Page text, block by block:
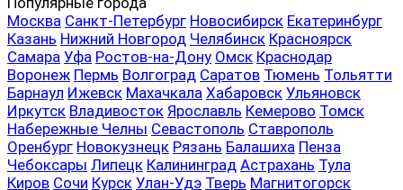
Москва Санкт-Петербург Новосибирск Екатеринбург
Казань Нижний Новгород Челябинск Красноярск
Самара Уфа Ростов-на-Дону Омск Краснодар
Воронеж Пермь Волгоград Саратов Тюмень Тольятти
Барнаул Ижевск Махачкала Хабаровск Ульяновск
Иркутск Владивосток Ярославль Кемерово Томск
Набережные Челны Севастополь Ставрополь
Оренбург Новокузнецк Рязань Балашиха Пенза
Чебоксары Липецк Калининград Астрахань Тула
Киров Сочи Курск Улан-Удэ Тверь Магнитогорск